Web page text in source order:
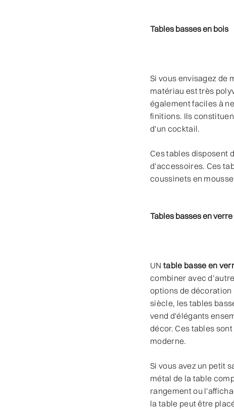
Tables basses en bois
Si vous envisagez de
matériau est très
également faciles à
finitions. Ils
d'un cocktail.
Ces tables disposent
d'accessoires. Ces
coussinets en
Tables basses en verre
UN table basse en
combiner avec
options de
siècle, les tables
vend d'élégants
décor. Ces tables
moderne.
Si vous avez un petit
métal de la table
rangement ou
la table peut être